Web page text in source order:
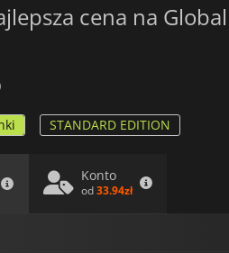
cena na
STANDARD EDITION
Konto
od33.94zł